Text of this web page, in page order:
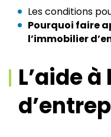
Les conditions
Pourquoi faire
l’immobilier
L’aide